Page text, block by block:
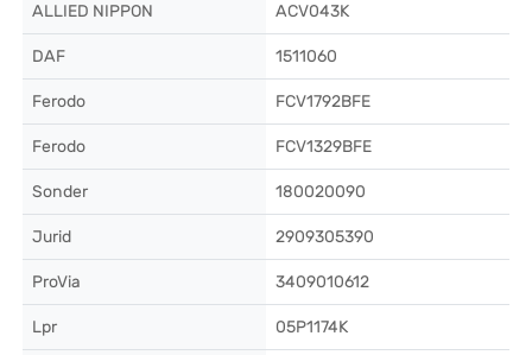
ALLIED NIPPON ACV043K
DAF 1511060
Ferodo FCV1792BFE
Ferodo FCV1329BFE
Sonder 180020090
Jurid 2909305390
ProVia 3409010612
Lpr 05P1174K